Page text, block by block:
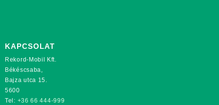
KAPCSOLAT
Rekord-Mobil Kft.
Békéscsaba,
Bajza utca 15.
5600
Tel: +36 66 444-999